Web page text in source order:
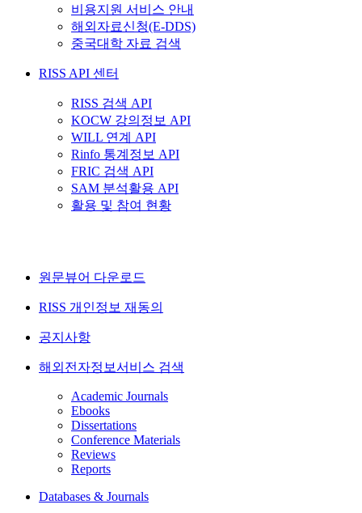
비용지원 서비스 안내
해외자료신청(E-DDS)
중국대학 자료 검색
RISS API 센터
RISS 검색 API
KOCW 강의정보 API
WILL 연계 API
Rinfo 통계정보 API
FRIC 검색 API
SAM 분석활용 API
활용 및 참여 현황
원문뷰어 다운로드
RISS 개인정보 재동의
공지사항
해외전자정보서비스 검색
Academic Journals
Ebooks
Dissertations
Conference Materials
Reviews
Reports
Databases & Journals